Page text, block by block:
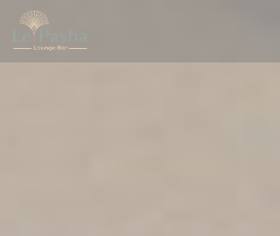
Панель управления cookies